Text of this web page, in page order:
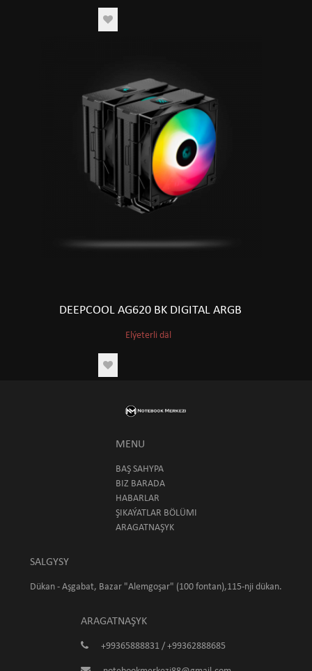
DEEPCOOL AG620 BK DIGITAL ARGB
Elýeterli däl
MENU
BAŞ SAHYPA
BIZ BARADA
HABARLAR
ŞIKAÝATLAR BÖLÜMI
ARAGATNAŞYK
SALGYSY
Dükan - Aşgabat, Bazar "Alemgoşar" (100 fontan),115-nji dükan.
ARAGATNAŞYK
+99365888831 / +99362888685